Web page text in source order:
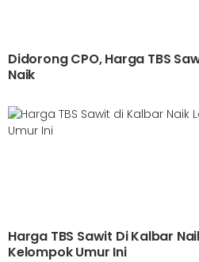
Didorong CPO, Harga TBS
Naik
Harga TBS Sawit Di Kalbar Naik Lagi,
Kelompok Umur Ini